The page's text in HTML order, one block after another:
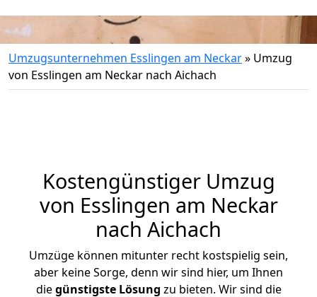
Umzugsunternehmen Esslingen am Neckar» Umzug
von Esslingen am Neckar nach Aichach
Kostengünstiger Umzug
von Esslingen am Neckar
nach Aichach
Umzüge können mitunter recht kostspielig sein,
aber keine Sorge, denn wir sind hier, um Ihnen
diegünstigste Lösung zu bieten. Wir sind die